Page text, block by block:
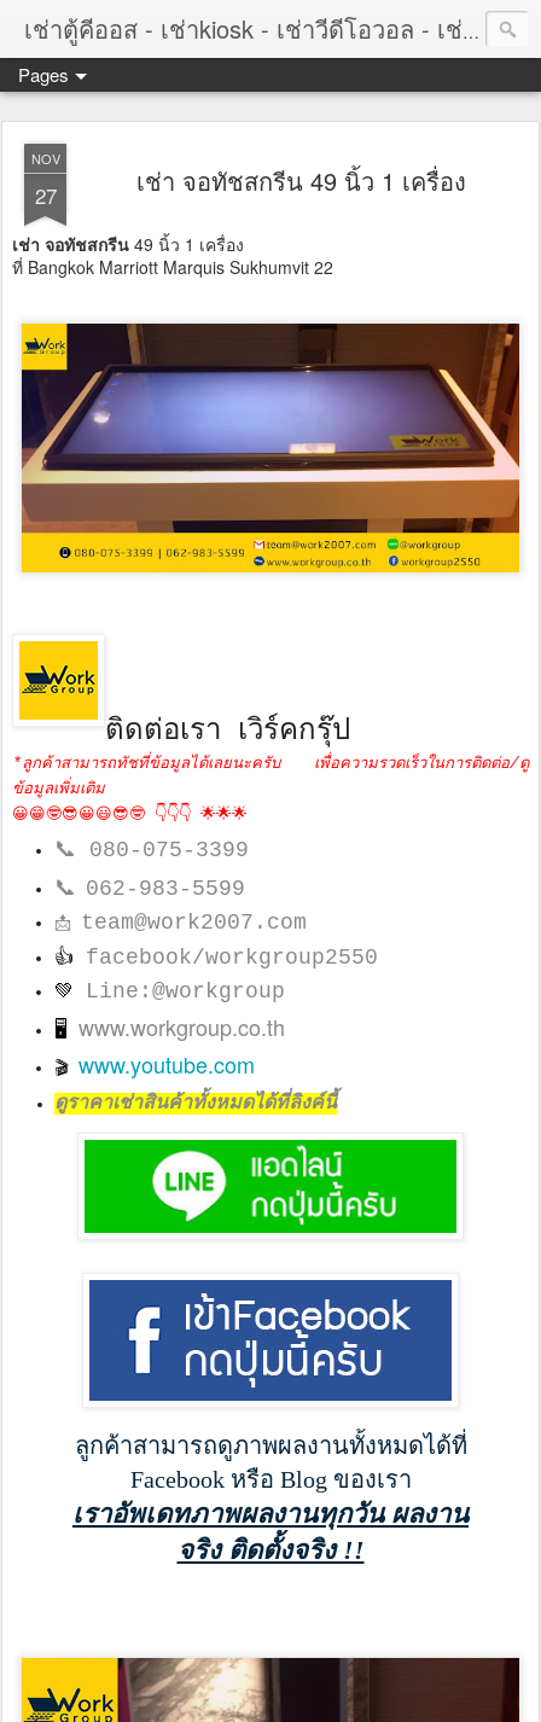
เช่าตู้คีออส - เช่าkiosk - เช่าวีดีโอวอล - เช่าvideowall - เช่าจอทัชสกรีน - เช่าtouchscreen
Pages
NOV
27 เช่า จอทัชสกรีน 49 นิ้ว 1 เครื่อง
เช่า จอทัชสกรีน 49 นิ้ว 1 เครื่อง
ที่ Bangkok Marriott Marquis Sukhumvit 22
ติดต่อเรา เวิร์คกรุ๊ป
*ลูกค้าสามารถทัชที่ข้อมูลได้เลยนะครับ เพื่อความรวดเร็วในการติดต่อ/ดู
ข้อมูลเพิ่มเติม
😀😁🤓😎😀😃😎🤓 👇👇👇 🌟🌟🌟
📞 080-075-3399
📞 062-983-5599
📩 team@work2007.com
👍 facebook/workgroup2550
💚 Line:@workgroup
🖥 www.workgroup.co.th
🎬 www.youtube.com
ดูราคาเช่าสินค้าทั้งหมดได้ที่ลิงค์นี้
ลูกค้าสามารถดูภาพผลงานทั้งหมดได้ที่
Facebook หรือ Blog ของเรา
เราอัพเดทภาพผลงานทุกวัน ผลงาน
จริง ติดตั้งจริง !!